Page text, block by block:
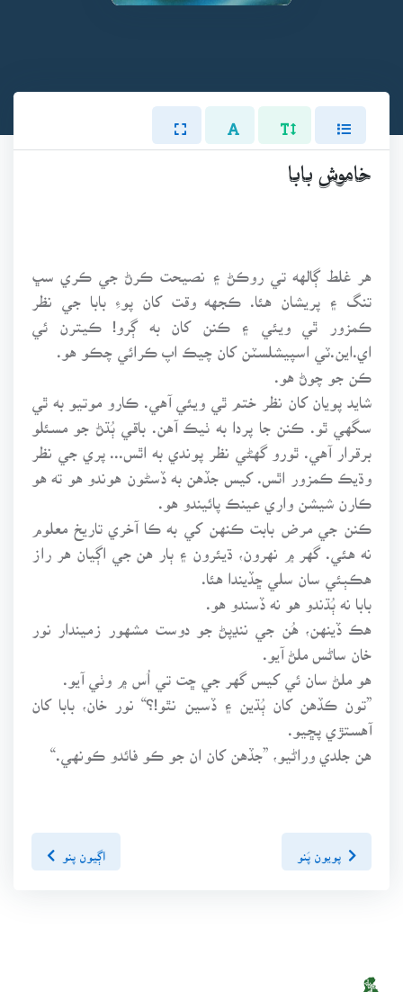
خاموش بابا
هر غلط ڳالهه تي روڪڻ ۽ نصيحت ڪرڻ جي ڪري سڀ
تنگ ۽ پريشان هئا. ڪجهه وقت کان پوءِ بابا جي نظر
ڪمزور ٿي ويئي ۽ ڪنن کان به ڳرو! ڪيترن ئي
اي.اين.ٽي اسپيشلسٽن کان چيڪ اپ ڪرائي چڪو هو.
شايد پويان کان نظر ختم ٿي ويئي آهي. ڪارو موتيو به ٿي
سگهي ٿو. ڪنن جا پردا به ٺيڪ آهن. باقي ٻُڌڻ جو مسئلو
برقرار آهي. ٿورو گهڻي نظر پوندي به اٿس... پري جي نظر
وڌيڪ ڪمزور اٿس. کيس جڏهن به ڏسڻون هوندو هو ته هو
ڪارن شيشن واري عينڪ پائيندو هو.
ڪنن جي مرض بابت ڪنهن کي به ڪا آخري تاريخ معلوم
نه هئي. گهر ۾ نهرون، ڌيئرون ۽ ٻار هن جي اڳيان هر راز
هڪٻئي سان سلي ڇڏيندا هئا.
بابا نه ٻُڌندو هو نه ڏسندو هو.
هڪ ڏينهن، هُن جي ننڍپڻ جو دوست مشهور زميندار نور
خان ساڻس ملڻ آيو.
هو ملڻ سان ئي کيس گهر جي ڇت تي اُس ۾ وٺي آيو.
”تون ڪڏهن کان ٻُڌين ۽ ڏسين نٿو!؟“ نور خان، بابا کان
آهستڙي پڇيو.
هن جلدي وراڻيو، ”جڏهن کان ان جو ڪو فائدو ڪونهي.“
اڳيون پنو